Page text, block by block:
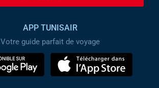
APP TUNISAIR
Votre guide parfait de voyage